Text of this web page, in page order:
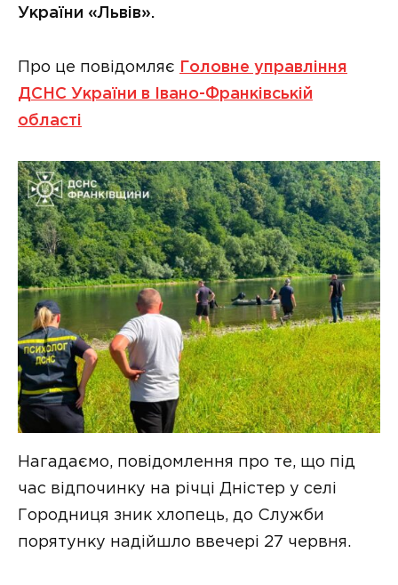
України «Львів».
Про це повідомляє
Головне управління
ДСНС України в Івано-Франківській
області
Нагадаємо, повідомлення про те, що під
час відпочинку на річці Дністер у селі
Городниця зник хлопець, до Служби
порятунку надійшло ввечері 27 червня.